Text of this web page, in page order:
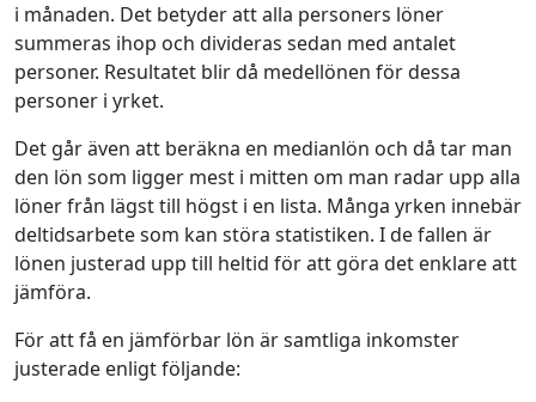
i månaden. Det betyder att alla personers löner
summeras ihop och divideras sedan med antalet
personer. Resultatet blir då medellönen för dessa
personer i yrket.
Det går även att beräkna en medianlön och då tar man
den lön som ligger mest i mitten om man radar upp alla
löner från lägst till högst i en lista. Många yrken innebär
deltidsarbete som kan störa statistiken. I de fallen är
lönen justerad upp till heltid för att göra det enklare att
jämföra.
För att få en jämförbar lön är samtliga inkomster
justerade enligt följande: